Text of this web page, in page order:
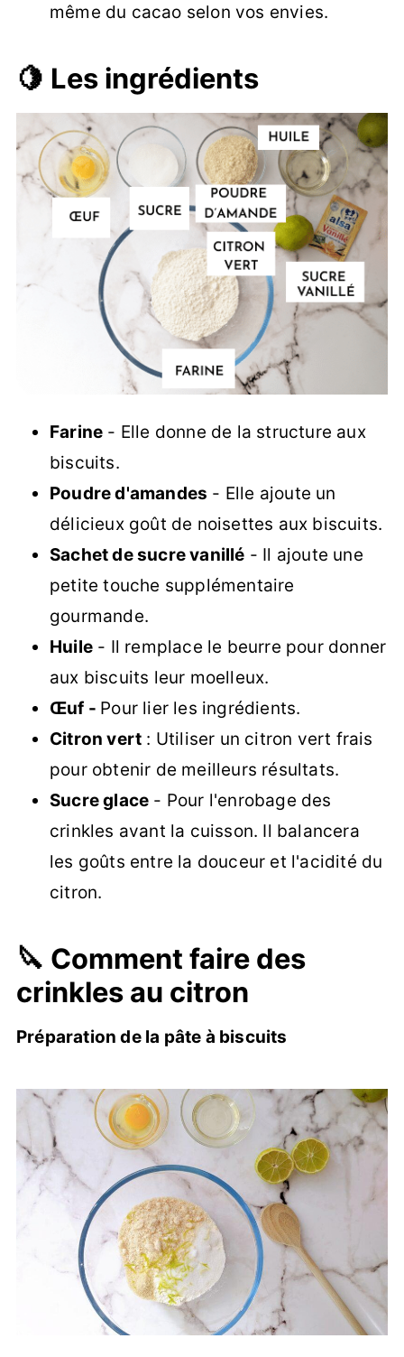
même du cacao selon vos envies.
🍋 Les ingrédients
Farine - Elle donne de la structure aux
biscuits.
Poudre d'amandes - Elle ajoute un
délicieux goût de noisettes aux biscuits.
Sachet de sucre vanillé - Il ajoute une
petite touche supplémentaire
gourmande.
Huile- Il remplace le beurre pour donner
aux biscuits leur moelleux.
Œuf - Pour lier les ingrédients.
Citron vert : Utiliser un citron vert frais
pour obtenir de meilleurs résultats.
Sucre glace - Pour l'enrobage des
crinkles avant la cuisson. Il balancera
les goûts entre la douceur et l'acidité du
citron.
🔪 Comment faire des
crinkles au citron
Préparation de la pâte à biscuits